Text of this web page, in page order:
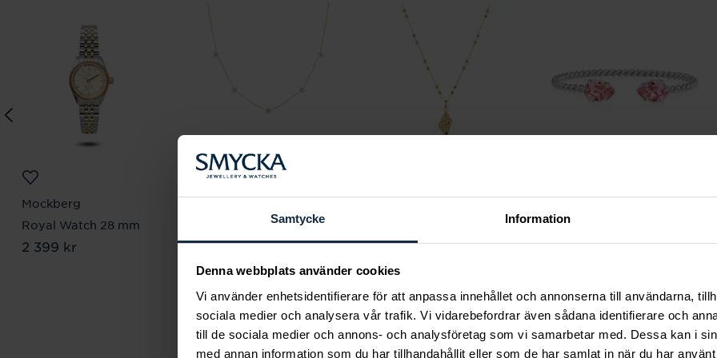
Samtycke Information
Denna webbplats använder cookies
Vi använder enhetsidentifierare för att anpassa innehållet och annonserna till användarna,
sociala medier och analysera vår trafik. Vi vidarebefordrar även sådana identifierare och
till de sociala medier och annons- och analysföretag som vi samarbetar med. Dessa kan i
med annan information som du har tillhandahållit eller som de har samlat in när du har
Mockberg
Royal Watch 28 mm
Pris:2 399 kr
2 399 kr
Ellie Gold Necklace
Pris:799 kr
799 kr
Guldhalsband
Pris
1 290 kr
Mini Drop Bracelet /
Light Rose